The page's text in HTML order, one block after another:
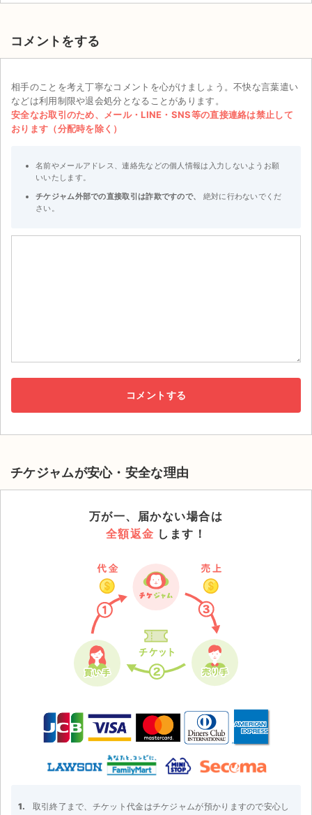
コメントをする
相手のことを考え丁寧なコメントを心がけましょう。不快な言葉遣い
などは利用制限や退会処分となることがあります。
安全なお取引のため、メール・LINE・SNS等の直接連絡は禁止して
おります（分配時を除く）
名前やメールアドレス、連絡先などの個人情報は入力しないようお願
いいたします。
チケジャム外部での直接取引は詐欺ですので、
絶対に行わないでくだ
さい。
チケジャムが安心・安全な理由
万が一、届かない場合は
全額返金 します！
取引終了まで、チケット代金はチケジャムが預かりますので安心し